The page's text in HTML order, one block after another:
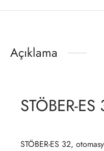
Açıklama
STÖBER-ES
STÖBER-ES 32,